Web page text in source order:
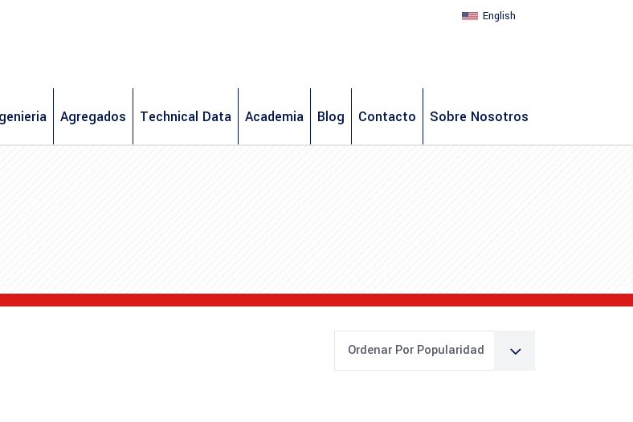
English
Agregados Technical Data Academia Blog Contacto Sobre Nosotros
Ordenar Por Popularidad